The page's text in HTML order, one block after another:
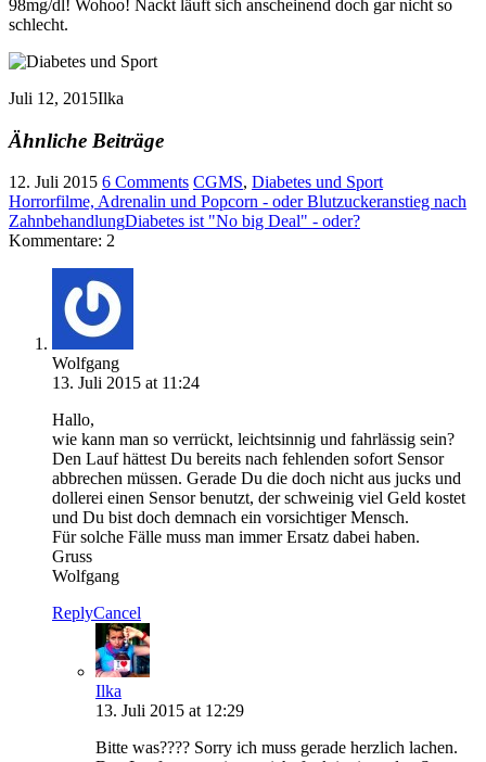
98mg/dl! Wohoo! Nackt läuft sich anscheinend doch gar nicht so
schlecht.
Juli 12, 2015Ilka
Ähnliche Beiträge
12. Juli 2015 6 Comments CGMS, Diabetes und Sport
Horrorfilme, Adrenalin und Popcorn - oder Blutzuckeranstieg nach
ZahnbehandlungDiabetes ist "No big Deal" - oder?
Kommentare: 2
Wolfgang
13. Juli 2015 at 11:24
Hallo,
wie kann man so verrückt, leichtsinnig und fahrlässig sein?
Den Lauf hättest Du bereits nach fehlenden sofort Sensor
abbrechen müssen. Gerade Du die doch nicht aus jucks und
dollerei einen Sensor benutzt, der schweinig viel Geld kostet
und Du bist doch demnach ein vorsichtiger Mensch.
Für solche Fälle muss man immer Ersatz dabei haben.
Gruss
Wolfgang
ReplyCancel
Ilka
13. Juli 2015 at 12:29
Bitte was???? Sorry ich muss gerade herzlich lachen.